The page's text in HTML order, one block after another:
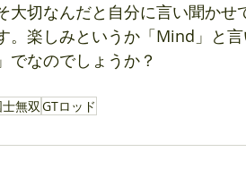
大切なんだと自分に言い聞か
。楽しみというか「Mind」と
でなのでしょうか？
士無双GTロッド